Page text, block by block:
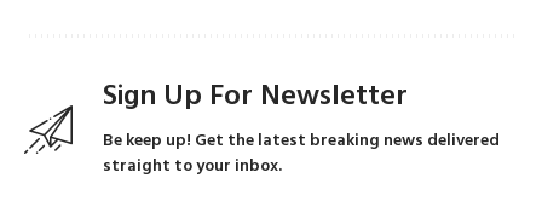
Sign Up For Newsletter
Be keep up! Get the latest breaking news delivered
straight to your inbox.